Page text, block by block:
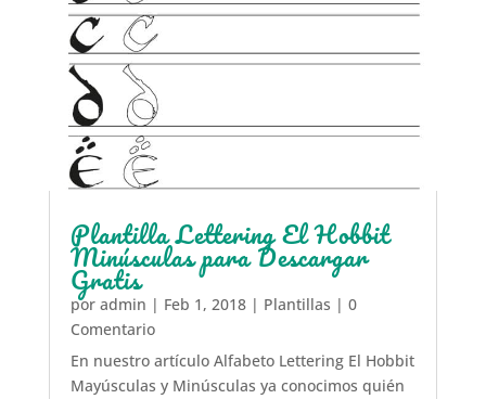
Plantilla Lettering El Hobbit
Minúsculas para Descargar
Gratis
por admin | Feb 1, 2018| Plantillas | 0
Comentario
En nuestro artículo Alfabeto Lettering El Hobbit
Mayúsculas y Minúsculas ya conocimos quién